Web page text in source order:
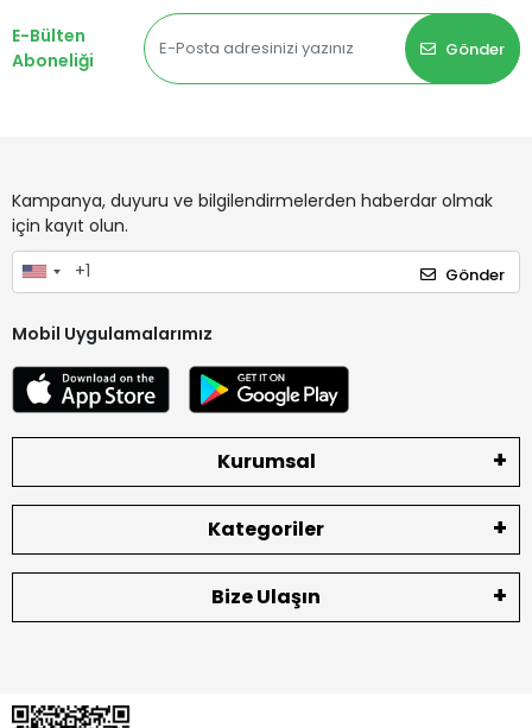
E-Bülten
Aboneliği
Gönder
Kampanya, duyuru ve bilgilendirmelerden haberdar olmak
için kayıt olun.
Gönder
Mobil Uygulamalarımız
Kurumsal
Kategoriler
Bize Ulaşın